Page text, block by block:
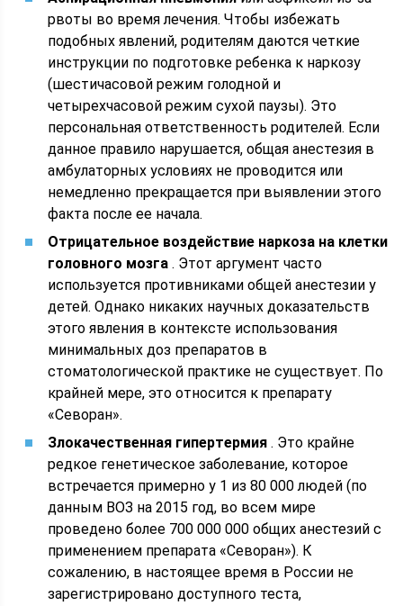
рвоты во время лечения. Чтобы избежать
подобных явлений, родителям даются четкие
инструкции по подготовке ребенка к наркозу
(шестичасовой режим голодной и
четырехчасовой режим сухой паузы). Это
персональная ответственность родителей. Если
данное правило нарушается, общая анестезия в
амбулаторных условиях не проводится или
немедленно прекращается при выявлении этого
факта после ее начала.
Отрицательное воздействие наркоза на клетки
головного мозга . Этот аргумент часто
используется противниками общей анестезии у
детей. Однако никаких научных доказательств
этого явления в контексте использования
минимальных доз препаратов в
стоматологической практике не существует. По
крайней мере, это относится к препарату
«Севоран».
Злокачественная гипертермия . Это крайне
редкое генетическое заболевание, которое
встречается примерно у 1 из 80 000 людей (по
данным ВОЗ на 2015 год, во всем мире
проведено более 700 000 000 общих анестезий с
применением препарата «Севоран»). К
сожалению, в настоящее время в России не
зарегистрировано доступного теста,